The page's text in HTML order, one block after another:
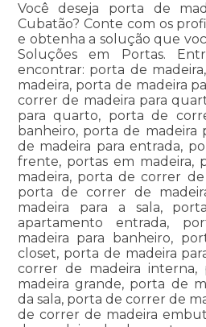
Você deseja porta de
Cubatão? Conte com os
e obtenha a solução que
Soluções em Portas.
encontrar: porta de
madeira, porta de madeira
correr de madeira para
para quarto, porta de
banheiro, porta de madeira
de madeira para entrada,
frente, portas em madeira,
madeira, porta de correr
porta de correr de
madeira para a sala,
apartamento entrada,
madeira para banheiro,
closet, porta de madeira
correr de madeira
madeira grande, porta de
da sala, porta de correr de
de correr de madeira